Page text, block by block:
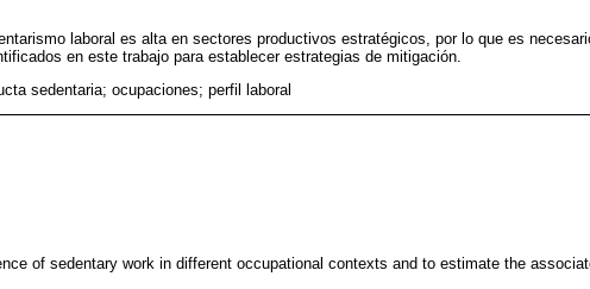
laboral es alta en sectores productivos estratégicos, por lo que es
en este trabajo para establecer estrategias de mitigación.
sedentaria; ocupaciones; perfil laboral
of sedentary work in different occupational contexts and to estimate the